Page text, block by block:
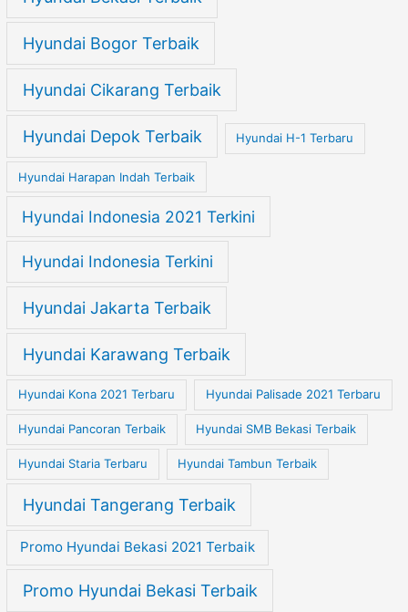
Hyundai Bogor Terbaik
Hyundai Cikarang Terbaik
Hyundai Depok Terbaik Hyundai H-1 Terbaru
Hyundai Harapan Indah Terbaik
Hyundai Indonesia 2021 Terkini
Hyundai Indonesia Terkini
Hyundai Jakarta Terbaik
Hyundai Karawang Terbaik
Hyundai Kona 2021 Terbaru Hyundai Palisade 2021 Terbaru
Hyundai Pancoran Terbaik Hyundai SMB Bekasi Terbaik
Hyundai Staria Terbaru Hyundai Tambun Terbaik
Hyundai Tangerang Terbaik
Promo Hyundai Bekasi 2021 Terbaik
Promo Hyundai Bekasi Terbaik